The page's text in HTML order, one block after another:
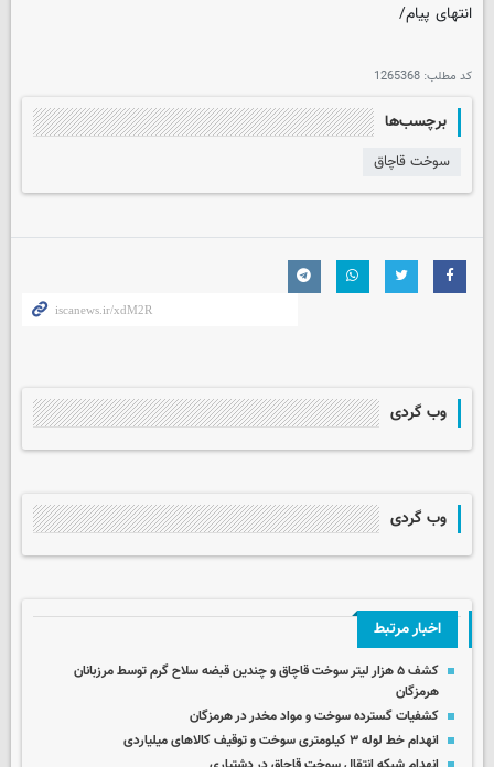
انتهای پیام/
کد مطلب: 1265368
برچسب‌ها
سوخت قاچاق
وب گردی
وب گردی
اخبار مرتبط
کشف ۵ هزار لیتر سوخت قاچاق و چندین قبضه سلاح گرم توسط مرزبانان
هرمزگان
کشفیات گسترده سوخت و مواد مخدر در هرمزگان
انهدام خط لوله ۳ کیلومتری سوخت و توقیف کالاهای میلیاردی